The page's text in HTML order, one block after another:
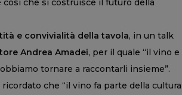
che si costruisce il futuro della
e convivialità della tavola, in un talk
Andrea Amadei, per il quale “il vino e
tornare a raccontarli insieme”.
ricordato che “il vino fa parte della cultura